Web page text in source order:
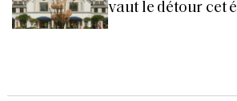
vaut le détour cet